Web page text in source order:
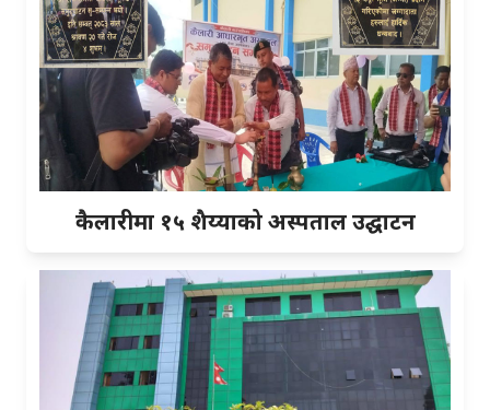
कैलारीमा १५ शैय्याको अस्पताल उद्घाटन